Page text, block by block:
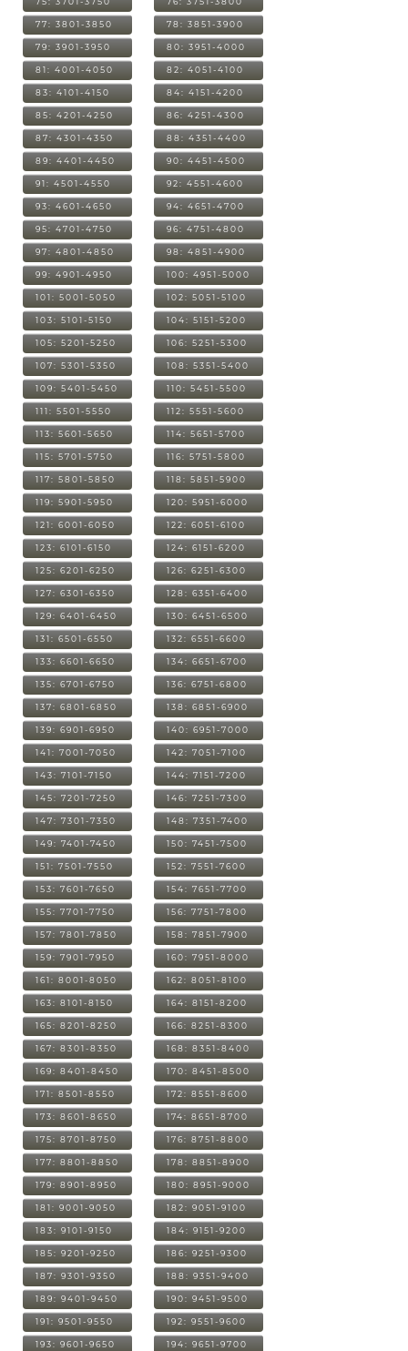
77: 3801-3850 78: 3851-3900
79: 3901-3950 80: 3951-4000
81: 4001-4050 82: 4051-4100
83: 4101-4150 84: 4151-4200
85: 4201-4250 86: 4251-4300
87: 4301-4350 88: 4351-4400
89: 4401-4450 90: 4451-4500
91: 4501-4550 92: 4551-4600
93: 4601-4650 94: 4651-4700
95: 4701-4750 96: 4751-4800
97: 4801-4850 98: 4851-4900
99: 4901-4950 100: 4951-5000
101: 5001-5050 102: 5051-5100
103: 5101-5150 104: 5151-5200
105: 5201-5250 106: 5251-5300
107: 5301-5350 108: 5351-5400
109: 5401-5450 110: 5451-5500
111: 5501-5550 112: 5551-5600
113: 5601-5650 114: 5651-5700
115: 5701-5750 116: 5751-5800
117: 5801-5850 118: 5851-5900
119: 5901-5950 120: 5951-6000
121: 6001-6050 122: 6051-6100
123: 6101-6150 124: 6151-6200
125: 6201-6250 126: 6251-6300
127: 6301-6350 128: 6351-6400
129: 6401-6450 130: 6451-6500
131: 6501-6550 132: 6551-6600
133: 6601-6650 134: 6651-6700
135: 6701-6750 136: 6751-6800
137: 6801-6850 138: 6851-6900
139: 6901-6950 140: 6951-7000
141: 7001-7050 142: 7051-7100
143: 7101-7150 144: 7151-7200
145: 7201-7250 146: 7251-7300
147: 7301-7350 148: 7351-7400
149: 7401-7450 150: 7451-7500
151: 7501-7550 152: 7551-7600
153: 7601-7650 154: 7651-7700
155: 7701-7750 156: 7751-7800
157: 7801-7850 158: 7851-7900
159: 7901-7950 160: 7951-8000
161: 8001-8050 162: 8051-8100
163: 8101-8150 164: 8151-8200
165: 8201-8250 166: 8251-8300
167: 8301-8350 168: 8351-8400
169: 8401-8450 170: 8451-8500
171: 8501-8550 172: 8551-8600
173: 8601-8650 174: 8651-8700
175: 8701-8750 176: 8751-8800
177: 8801-8850 178: 8851-8900
179: 8901-8950 180: 8951-9000
181: 9001-9050 182: 9051-9100
183: 9101-9150 184: 9151-9200
185: 9201-9250 186: 9251-9300
187: 9301-9350 188: 9351-9400
189: 9401-9450 190: 9451-9500
191: 9501-9550 192: 9551-9600
193: 9601-9650 194: 9651-9700